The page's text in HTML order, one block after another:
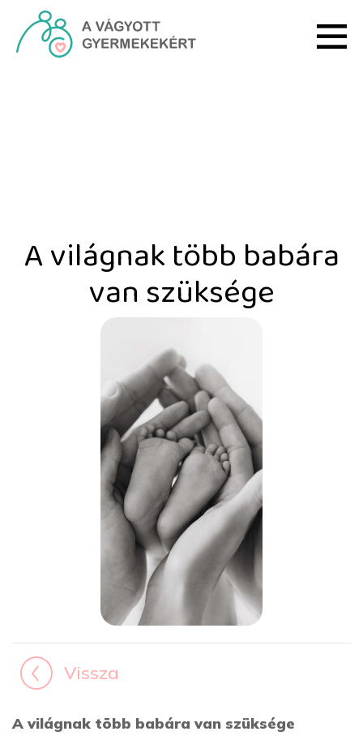
Ugrás a fő tartalomhoz
A világnak több babára
van szüksége
Vissza
A világnak több babára van szüksége